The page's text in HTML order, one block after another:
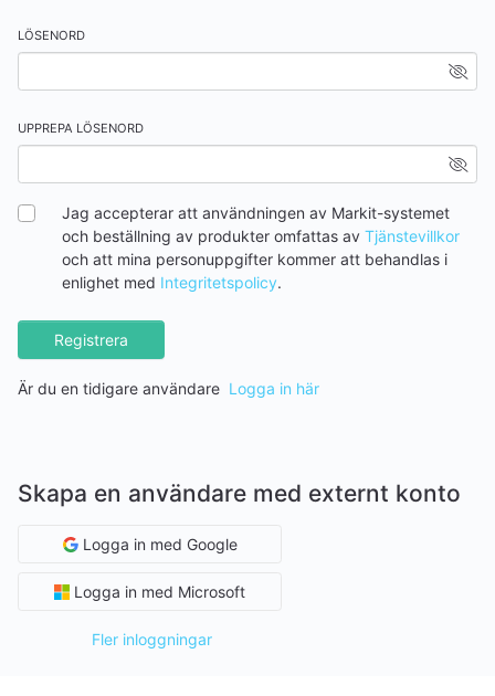
LÖSENORD
UPPREPA LÖSENORD
Jag accepterar att användningen av Markit-systemet
och beställning av produkter omfattas av Tjänstevillkor
och att mina personuppgifter kommer att behandlas i
enlighet med Integritetspolicy.
Registrera
Är du en tidigare användare Logga in här
Skapa en användare med externt konto
Logga in med Google
Logga in med Microsoft
Fler inloggningar